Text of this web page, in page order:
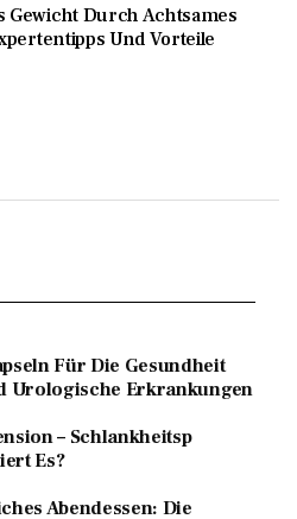
Gewicht Durch Achtsames
Und Vorteile
Für Die Gesundheit
Urologische Erkrankungen
– Schlankheitsp
Es?
Abendessen: Die